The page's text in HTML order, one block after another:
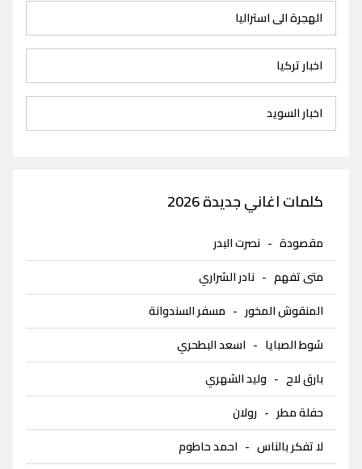
الهجرة الى استراليا
اخبار تركيا
اخبار السويد
كلمات اغاني جديدة 2026
مقصودة - نصرت البدر
متى تفهم - نادر الشراري
المنقوش المخور- مسفر السندوانة
شوط الصبايا - اسعد البطحري
بارق لاح - وليد الشهري
حفلة مطر- رولان
لا تفكر بالناس - احمد حاطوم